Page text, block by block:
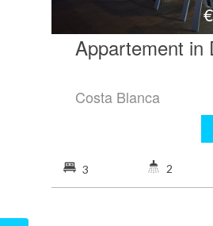
€
Appartement in
Costa Blanca
3 2